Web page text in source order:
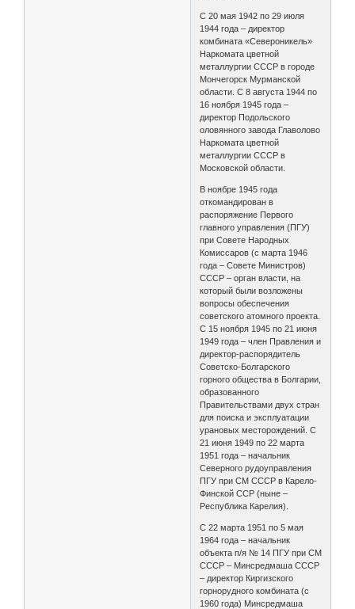
С 20 мая 1942 по 29 июля
1944 года – директор
комбината «Североникель»
Наркомата цветной
металлургии СССР в городе
Мончегорск Мурманской
области. С 8 августа 1944 по
16 ноября 1945 года –
директор Подольского
оловянного завода Главолово
Наркомата цветной
металлургии СССР в
Московской области.
В ноябре 1945 года
откомандирован в
распоряжение Первого
главного управления (ПГУ)
при Совете Народных
Комиссаров (с марта 1946
года – Совете Министров)
СССР – орган власти, на
который были возложены
вопросы обеспечения
советского атомного проекта.
С 15 ноября 1945 по 21 июня
1949 года – член Правления и
директор-распорядитель
Советско-Болгарского
горного общества в Болгарии,
образованного
Правительствами двух стран
для поиска и эксплуатации
урановых месторождений. С
21 июня 1949 по 22 марта
1951 года – начальник
Северного рудоуправления
ПГУ при СМ СССР в Карело-
Финской ССР (ныне –
Республика Карелия).
С 22 марта 1951 по 5 мая
1964 года – начальник
объекта п/я № 14 ПГУ при СМ
СССР – Минсредмаша СССР
– директор Киргизского
горнорудного комбината (с
1960 года) Минсредмаша